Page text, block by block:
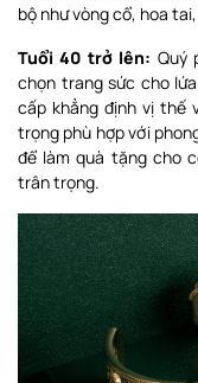
bộ như vòng cổ, hoa
Tuổi 40 trở lên: Quý
chọn trang sức cho
cấp khẳng định vị thế
trọng phù hợp với
để làm quà tặng cho
trân trọng.